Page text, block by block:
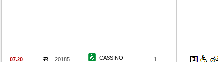
07.20 20185
CASSINO
1